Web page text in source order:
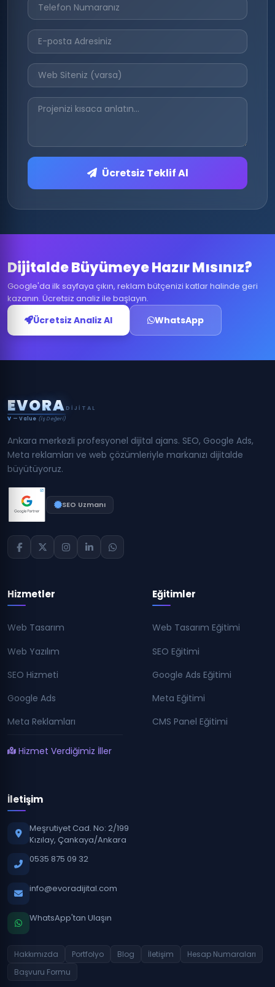
Ücretsiz Teklif Al
Dijitalde Büyümeye Hazır Mısınız?
Google'da ilk sayfaya çıkın, reklam bütçenizi katlar halinde geri
kazanın. Ücretsiz analiz ile başlayın.
Ücretsiz Analiz Al WhatsApp
EVORA DIJITAL
V — Value (İş Değeri)
Ankara merkezli profesyonel dijital ajans. SEO, Google Ads,
Meta reklamları ve web çözümleriyle markanızı dijitalde
büyütüyoruz.
SEO Uzmanı
Hizmetler
Web Tasarım
Web Yazılım
SEO Hizmeti
Google Ads
Meta Reklamları
Hizmet Verdiğimiz İller
Eğitimler
Web Tasarım Eğitimi
SEO Eğitimi
Google Ads Eğitimi
Meta Eğitimi
CMS Panel Eğitimi
İletişim
Meşrutiyet Cad. No: 2/199
Kızılay, Çankaya/Ankara
0535 875 09 32
info@evoradijital.com
WhatsApp'tan Ulaşın
Hakkımızda Portfolyo Blog İletişim
Hesap Numaraları
Başvuru Formu